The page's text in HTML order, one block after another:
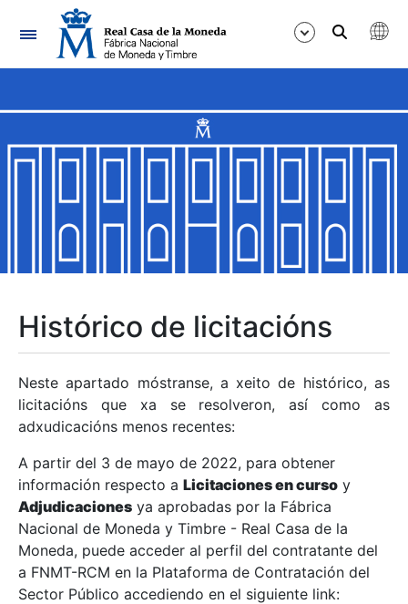
Navegación
Mostrar/Ocultar
Mostrar/Ocultar
Mostrar/Ocultar
Mostrar/Ocultar
Mostrar/Ocultar
Mostrar/Ocultar
Histórico de licitacións
Neste apartado móstranse, a xeito de histórico, as
licitacións que xa se resolveron, así como as
adxudicacións menos recentes:
A partir del 3 de mayo de 2022, para obtener
información respecto a Licitaciones en curso y
Adjudicaciones ya aprobadas por la Fábrica
Nacional de Moneda y Timbre - Real Casa de la
Moneda, puede acceder al perfil del contratante del
a FNMT-RCM en la Plataforma de Contratación del
Sector Público accediendo en el siguiente link: